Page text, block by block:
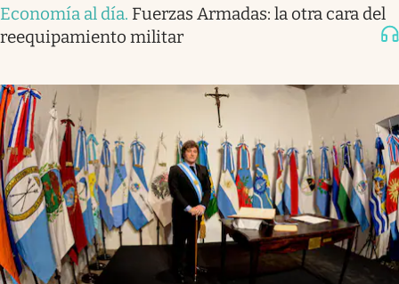
Economía al día. Fuerzas Armadas: la otra cara del
reequipamiento militar